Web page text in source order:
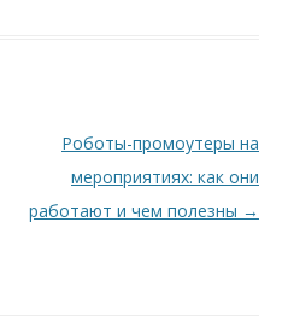
Роботы-промоутеры на
мероприятиях: как они
работают и чем полезны →